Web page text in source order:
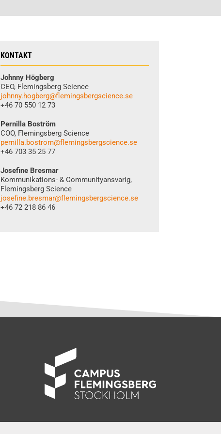
KONTAKT
Johnny Högberg
CEO, Flemingsberg Science
johnny.hogberg@flemingsbergscience.se
+46 70 550 12 73
Pernilla Boström
COO, Flemingsberg Science
pernilla.bostrom@flemingsbergscience.se
+46 703 35 25 77
Josefine Bresmar
Kommunikations- & Communityansvarig,
Flemingsberg Science
josefine.bresmar@flemingsbergscience.se
+46 72 218 86 46